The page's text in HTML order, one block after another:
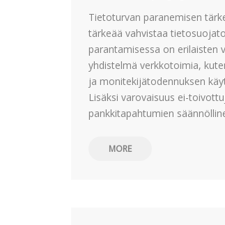
Tietoturvan paranemisen
tärkeää vahvistaa
parantamisessa on erilaisten
yhdistelmä verkkotoimia,
ja monitekijätodennuksen
Lisäksi varovaisuus ei-
pankkitapahtumien
MORE